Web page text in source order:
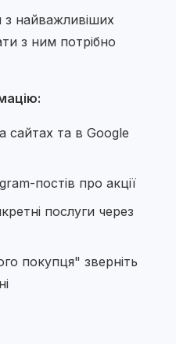
з найважливіших
з ним потрібно
сайтах та в Google
постів про акції
послуги через
покупця" зверніть